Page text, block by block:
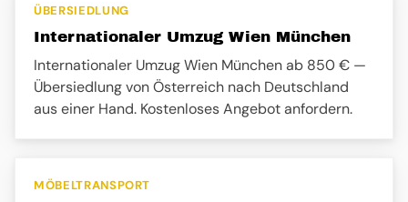
ÜBERSIEDLUNG
Internationaler Umzug Wien München
Internationaler Umzug Wien München ab 850 € —
Übersiedlung von Österreich nach Deutschland
aus einer Hand. Kostenloses Angebot anfordern.
MÖBELTRANSPORT